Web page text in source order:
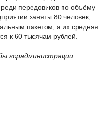
передовиков по объёму
заняты 80 человек,
пакетом, а их средняя
к 60 тысячам рублей.
горадминистрации